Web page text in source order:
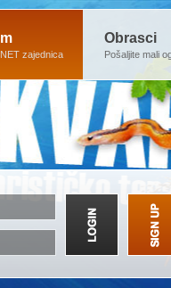
zajednica
Obrasci
Pošaljite mali